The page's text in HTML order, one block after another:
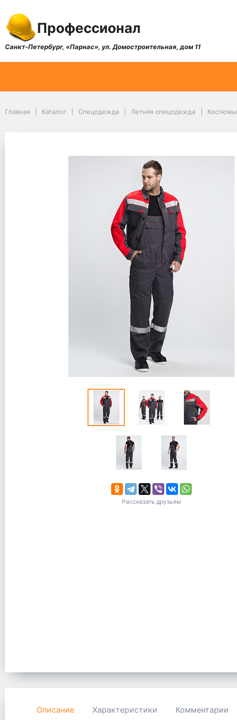
Профессионал
Санкт-Петербург, «Парнас», ул. Домостроительная, дом 11
Главная Каталог Спецодежда Летняя спецодежда Костюмы
Рассказать друзьям
Описание Характеристики Комментарии